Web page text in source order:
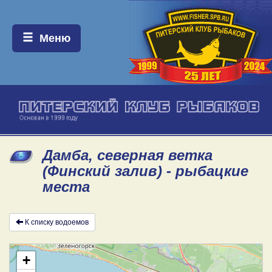
Меню:
Меню
Дамба, северная ветка
(Финский залив) - рыбацкие
места
К списку водоемов
+